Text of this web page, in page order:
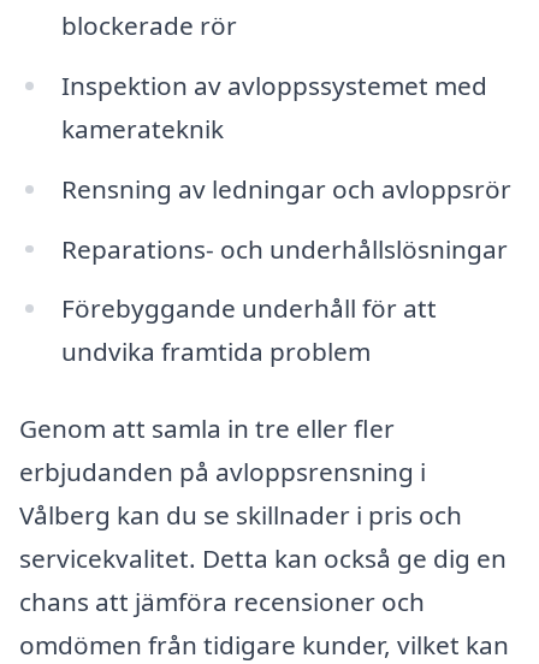
blockerade rör
Inspektion av avloppssystemet med
kamerateknik
Rensning av ledningar och avloppsrör
Reparations- och underhållslösningar
Förebyggande underhåll för att
undvika framtida problem
Genom att samla in tre eller fler
erbjudanden på avloppsrensning i
Vålberg kan du se skillnader i pris och
servicekvalitet. Detta kan också ge dig en
chans att jämföra recensioner och
omdömen från tidigare kunder, vilket kan